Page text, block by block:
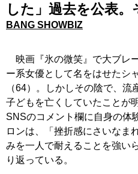
した」過去を公表
BANG SHOWBIZ
映画『氷の微笑』で大ブレ
ー系女優として名をはせたシ
（64）。しかしその陰で、流
子どもを亡くしていたことが
SNSのコメント欄に自身の体
ロンは、「挫折感にさいなま
みを一人で耐えることを強い
り返っている。